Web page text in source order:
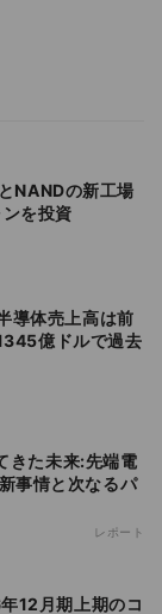
を投資
億ドルで過去
きた未来:先端電
事情と次なるパ
レポート